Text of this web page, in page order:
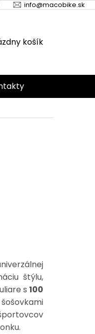
info@macobike.sk
košík
štýlu,
s 100